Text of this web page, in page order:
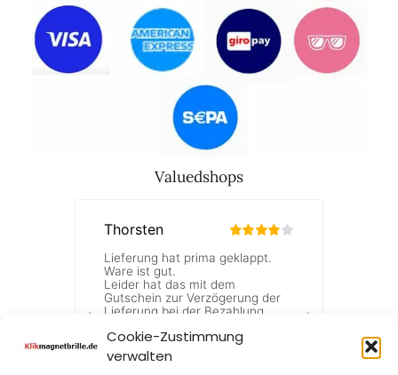
Cookie-Zustimmung
verwalten
Valuedshops